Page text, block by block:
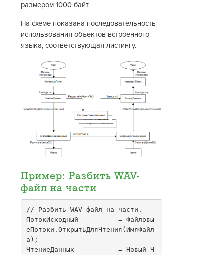
размером 1000 байт.
На схеме показана последовательность
использования объектов встроенного
языка, соответствующая листингу.
Пример: Разбить WAV-
файл на части
// Разбить WAV-файл на части.
ПотокИсходный          = Файловы
еПотоки.ОткрытьДляЧтения(ИмяФайл
а);
ЧтениеДанных           = Новый Ч